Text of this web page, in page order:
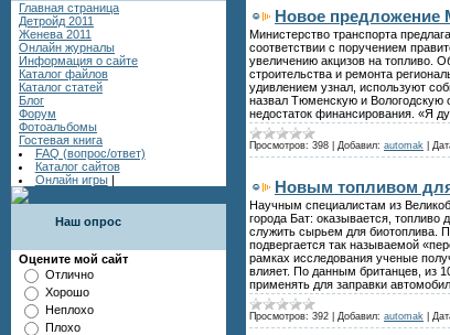
Главная страница
Детройд 2011
Женева 2011
Онлайн журналы
Информация о сайте
Каталог файлов
Каталог статей
Блог
Форум
Фотоальбомы
Гостевая книга
FAQ (вопрос/ответ)
Каталог сайтов
Онлайн игры |
Наш опрос
Оцените мой сайт
Отлично
Хорошо
Неплохо
Плохо
Новое предложение
Министерство транспорта
соответствии с поручением
увеличению акцизов на топливо.
строительства и ремонта
удивлением узнал, используют
назвал Тюменскую и Вологодскую
недостаток финансирования. «Я
Просмотров: 398 Добавил: automak
Новым топливом
Научным специалистам из
города Бат: оказывается,
служить сырьем для биотоплива.
подвергается так называемой
рамках исследования ученые
влияет. По данным британцев, из
применять для заправки
Просмотров: 392 Добавил: automak